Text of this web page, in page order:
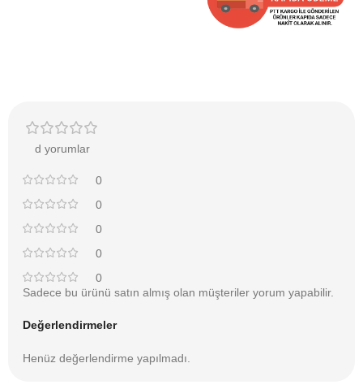
d yorumlar
0
0
0
0
0
Değerlendirmeler
Henüz değerlendirme yapılmadı.
Sadece bu ürünü satın almış olan müşteriler yorum yapabilir.